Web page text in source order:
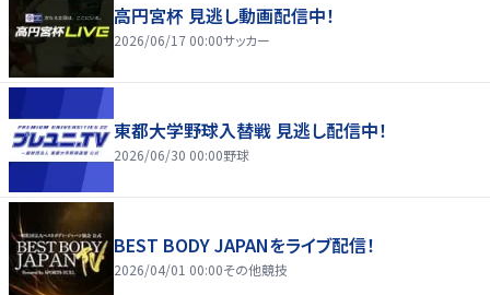
高円宮杯 見逃し動画配信中！
2026/06/17 00:00サッカー
東都大学野球入替戦 見逃し配信中！
2026/06/30 00:00野球
BEST BODY JAPANをライブ配信！
2026/04/01 00:00その他競技